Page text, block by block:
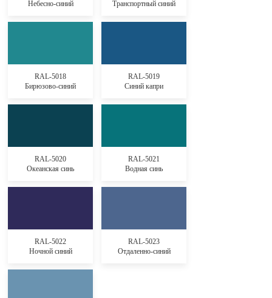
Небесно-синий Транспортный синий
RAL-5018
Бирюзово-синий
RAL-5019
Синий капри
RAL-5020
Океанская синь
RAL-5021
Водная синь
RAL-5022
Ночной синий
RAL-5023
Отдаленно-синий